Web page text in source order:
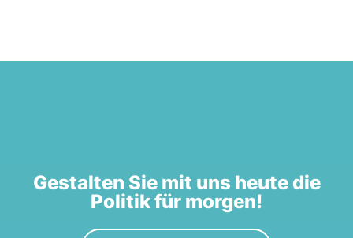
Gestalten Sie mit uns heute die
Politik für morgen!